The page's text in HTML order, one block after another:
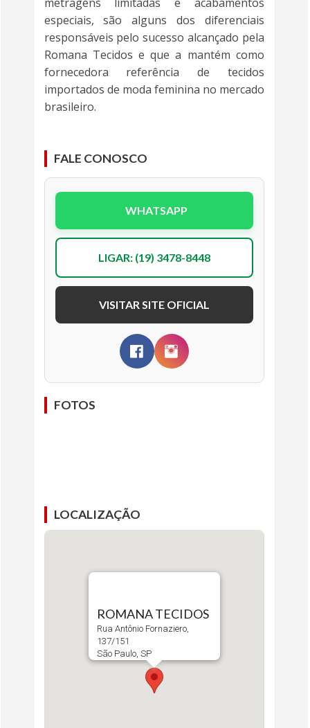
especiais, são alguns dos diferenciais
responsáveis pelo sucesso alcançado pela
Romana Tecidos e que a mantém como
fornecedora referência de tecidos
importados de moda feminina no mercado
brasileiro.
FALE CONOSCO
WHATSAPP
LIGAR: (19) 3478-8448
VISITAR SITE OFICIAL
FOTOS
LOCALIZAÇÃO
ROMANA TECIDOS
Rua Antônio Fornaziero,
137/151
São Paulo, SP